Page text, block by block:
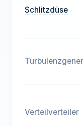
Schlitzdüse
Verteilverteiler